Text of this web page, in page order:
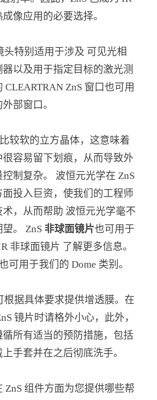
像应用的必要选择。
头特别适用于涉及 可见光相
以及用于指定目标的激光测
ZnS 窗口也可用
部窗口。
较软的立方晶体，这意味着
容易留下划痕，从而导致外
制复杂。 波恒元光学在 ZnS
投入巨资，使我们的工程师
，从而帮助 波恒元光学毫不
。 ZnS 非球面镜片也可用于
非球面镜片 了解更多信息。
可用于我们的 Dome 类别。
根据具体要求提供增透膜。在
镜片时请格外小心，此外，
所有适当的预防措施，包括
手套并在之后彻底洗手。
ZnS 组件方面为您提供哪些帮